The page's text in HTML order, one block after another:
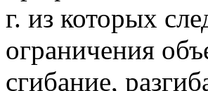
г. из которых
ограничения
сгибание,